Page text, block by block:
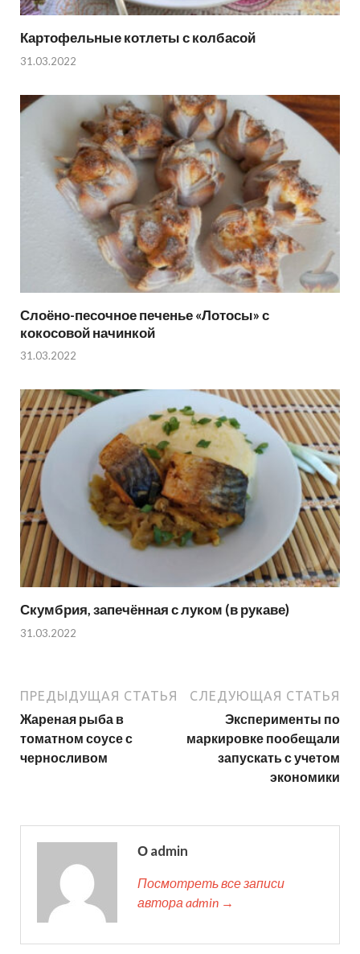
Картофельные котлеты с колбасой
31.03.2022
Слоёно-песочное печенье «Лотосы» с
кокосовой начинкой
31.03.2022
Скумбрия, запечённая с луком (в рукаве)
31.03.2022
ПРЕДЫДУЩАЯ СТАТЬЯ
Жареная рыба в
томатном соусе с
черносливом
СЛЕДУЮЩАЯ СТАТЬЯ
Эксперименты по
маркировке пообещали
запускать с учетом
экономики
О admin
Посмотреть все записи
автора admin →